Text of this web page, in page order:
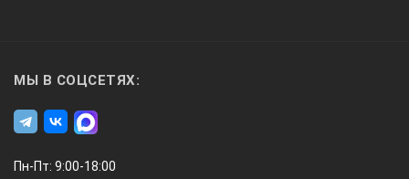
Питание
Батареи типа AA, 1,5В – 4 шт. (В комплект не входят)
МЫ В СОЦСЕТЯХ:
Пн-Пт: 9:00-18:00